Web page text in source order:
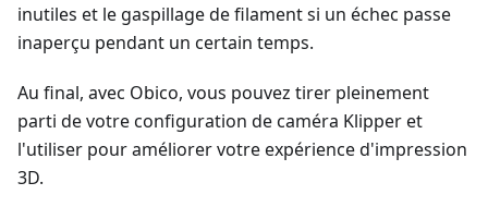
inutiles et le gaspillage de filament si un échec passe
inaperçu pendant un certain temps.
Au final, avec Obico, vous pouvez tirer pleinement
parti de votre configuration de caméra Klipper et
l'utiliser pour améliorer votre expérience d'impression
3D.